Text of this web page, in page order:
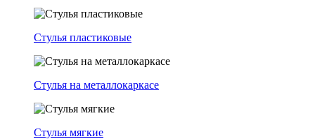
Стулья пластиковые
Стулья на металлокаркасе
Стулья мягкие